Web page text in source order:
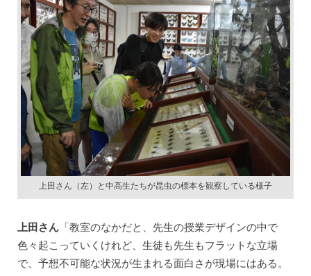
上田さん（左）と中高生たちが昆虫の標本を観察している様子
上田さん「教室のなかだと、先生の授業デザインの中で
色々起こっていくけれど、生徒も先生もフラットな立場
で、予想不可能な状況が生まれる面白さが現場にはある。